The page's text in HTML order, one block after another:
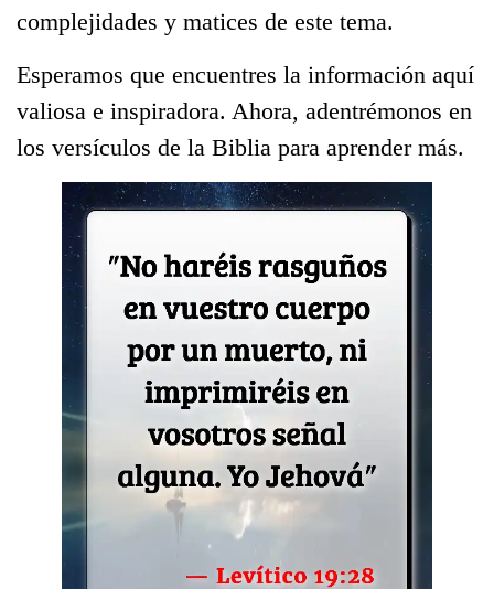
complejidades y matices de este tema.
Esperamos que encuentres la información aquí
valiosa e inspiradora. Ahora, adentrémonos en
los versículos de la Biblia para aprender más.